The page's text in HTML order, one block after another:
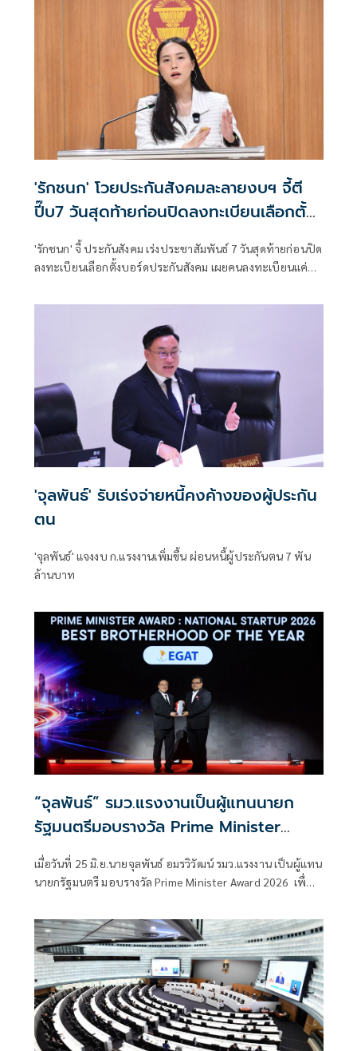
'รักชนก' โวยประกันสังคมละลายงบฯ จี้ตี
ปี๊บ7 วันสุดท้ายก่อนปิดลงทะเบียนเลือกตั้ง
'รักชนก' จี้ ประกันสังคม เร่งประชาสัมพันธ์ 7 วันสุดท้ายก่อนปิด
ลงทะเบียนเลือกตั้งบอร์ดประกันสังคม เผยคนลงทะเบียนแค่
เรียกร้อง บริษัทยักษ์ใหญ่โดยเฉพาะ 'ธ.ไทยพาณิชย์' ให้ผู้
ประกันตนลาครึ่งวันมาใช้สิทธิ
'จุลพันธ์' รับเร่งจ่ายหนี้คงค้างของผู้ประกัน
ตน
'จุลพันธ์' แจงงบ ก.แรงงานเพิ่มขึ้น ผ่อนหนี้ผู้ประกันตน 7 พัน
ล้านบาท
“จุลพันธ์” รมว.แรงงานเป็นผู้แทนนายก
รัฐมนตรีมอบรางวัล Prime Minister
Award 2026 เชิดชูสตาร์ตอัป นวัตกรรม
ยั่งยืน และพันธมิตรระดับโลก
เมื่อวันที่ 25 มิ.ย.นายจุลพันธ์ อมรวิวัฒน์ รมว.แรงงาน เป็นผู้แทน
นายกรัฐมนตรี มอบรางวัล Prime Minister Award 2026 เพื่อ
พันธมิตรระดับนานาชาติที่มีบทบาทโดดเด่นในการขับเคลื่อน
ระบบนิเวศนวัตกรรมไทยในการเปิดงาน Startup x
Innovation Thailand Expo 2026 (SITE 2026)